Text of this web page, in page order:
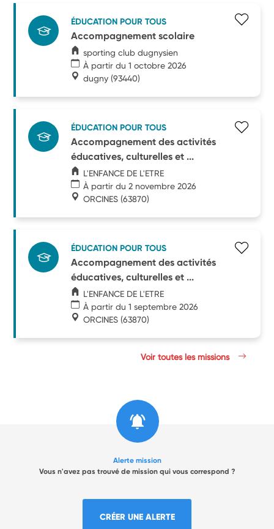
ÉDUCATION POUR TOUS
Accompagnement scolaire
sporting club dugnysien
À partir du 1 octobre 2026
dugny (93440)
ÉDUCATION POUR TOUS
Accompagnement des activités
éducatives, culturelles et ...
L'ENFANCE DE L'ETRE
À partir du 2 novembre 2026
ORCINES (63870)
ÉDUCATION POUR TOUS
Accompagnement des activités
éducatives, culturelles et ...
L'ENFANCE DE L'ETRE
À partir du 1 septembre 2026
ORCINES (63870)
Voir toutes les missions
Alerte mission
Vous n'avez pas trouvé de mission qui vous correspond ?
CRÉER UNE ALERTE